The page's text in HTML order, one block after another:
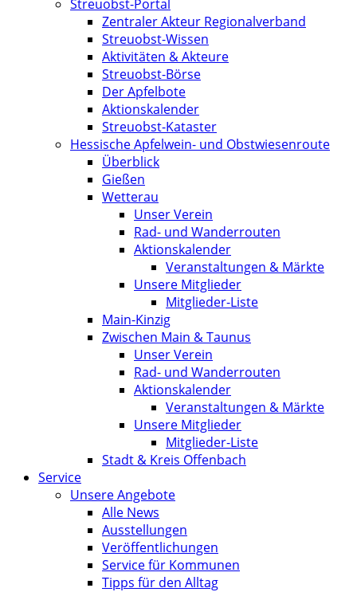
Streuobst-Portal
Zentraler Akteur Regionalverband
Streuobst-Wissen
Aktivitäten & Akteure
Streuobst-Börse
Der Apfelbote
Aktionskalender
Streuobst-Kataster
Hessische Apfelwein- und Obstwiesenroute
Überblick
Gießen
Wetterau
Unser Verein
Rad- und Wanderrouten
Aktionskalender
Veranstaltungen & Märkte
Unsere Mitglieder
Mitglieder-Liste
Main-Kinzig
Zwischen Main & Taunus
Unser Verein
Rad- und Wanderrouten
Aktionskalender
Veranstaltungen & Märkte
Unsere Mitglieder
Mitglieder-Liste
Stadt & Kreis Offenbach
Service
Unsere Angebote
Alle News
Ausstellungen
Veröffentlichungen
Service für Kommunen
Tipps für den Alltag